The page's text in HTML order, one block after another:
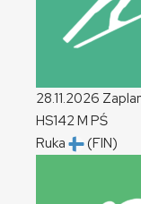
28.11.2026
HS142M PŚ
Ruka
(FIN)